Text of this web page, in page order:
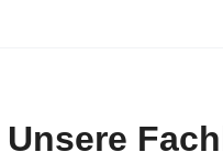
Unsere